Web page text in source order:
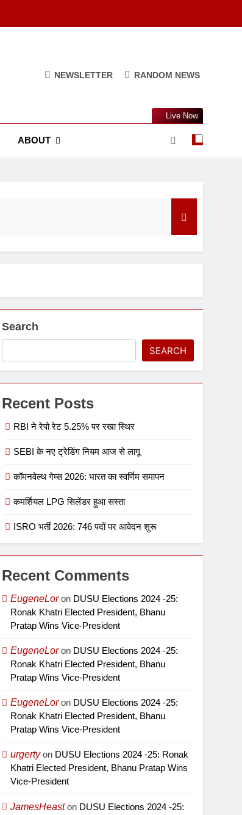
NEWSLETTER RANDOM NEWS
ABOUT
Live Now
Search
SEARCH
Recent Posts
RBI ने रेपो रेट 5.25% पर रखा स्थिर
SEBI के नए ट्रेडिंग नियम आज से लागू
कॉमनवेल्थ गेम्स 2026: भारत का स्वर्णिम समापन
कमर्शियल LPG सिलेंडर हुआ सस्ता
ISRO भर्ती 2026: 746 पदों पर आवेदन शुरू
Recent Comments
EugeneLoron DUSU Elections 2024 -25:
Ronak Khatri Elected President, Bhanu
Pratap Wins Vice-President
EugeneLoron DUSU Elections 2024 -25:
Ronak Khatri Elected President, Bhanu
Pratap Wins Vice-President
EugeneLoron DUSU Elections 2024 -25:
Ronak Khatri Elected President, Bhanu
Pratap Wins Vice-President
urgertyon DUSU Elections 2024 -25: Ronak
Khatri Elected President, Bhanu Pratap Wins
Vice-President
JamesHeaston DUSU Elections 2024 -25: